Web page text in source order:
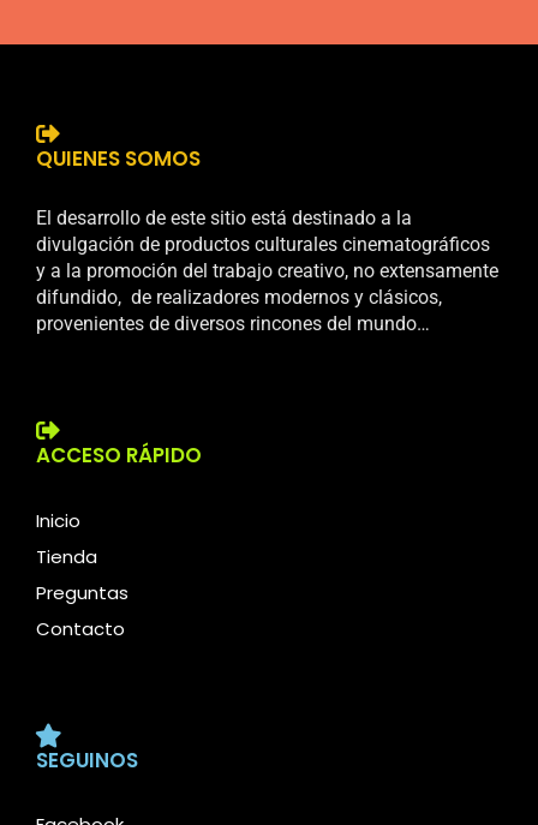
QUIENES SOMOS
El desarrollo de este sitio está destinado a la
divulgación de productos culturales cinematográficos
y a la promoción del trabajo creativo, no extensamente
difundido, de realizadores modernos y clásicos,
provenientes de diversos rincones del mundo…
ACCESO RÁPIDO
Inicio
Tienda
Preguntas
Contacto
SEGUINOS